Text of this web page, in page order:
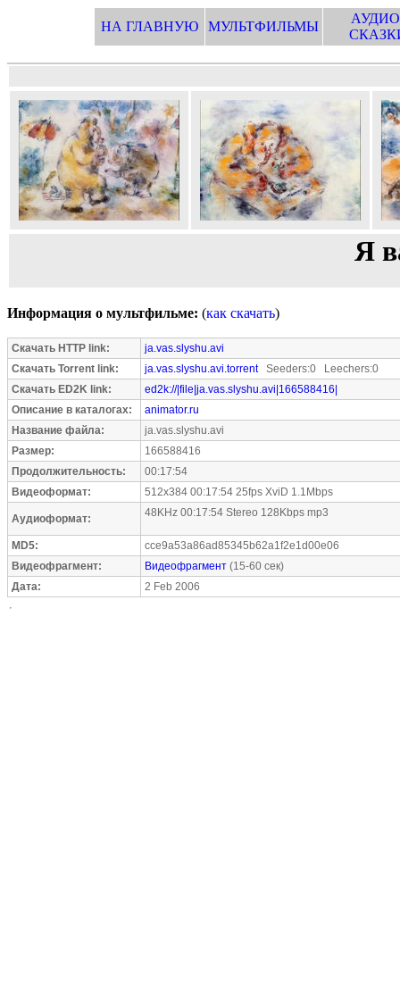
НА ГЛАВНУЮ МУЛЬТФИЛЬМЫ
Я
Информация о мультфильме: (как скачать)
Скачать HTTP link:
ja.vas.slyshu.avi
Скачать Torrent link:
ja.vas.slyshu.avi.torrentSeeders:0 Leechers:0
Скачать ED2K link:
ed2k://|file|ja.vas.slyshu.avi|166588416|
Описание в каталогах:
animator.ru
Название файла:
ja.vas.slyshu.avi
Размер:
166588416
Продолжительность:
00:17:54
Видеоформат:
512x384 00:17:54 25fps XviD 1.1Mbps
Аудиоформат: 48KHz 00:17:54 Stereo 128Kbps mp3
MD5:
cce9a53a86ad85345b62a1f2e1d00e06
Видеофрагмент:
Видеофрагмент (15-60 сек)
Дата:
2 Feb 2006